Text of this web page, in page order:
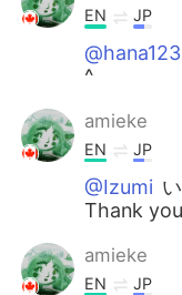
EN JP
@hana123
^
amieke
EN JP
@Izumi
Thank
amieke
EN JP